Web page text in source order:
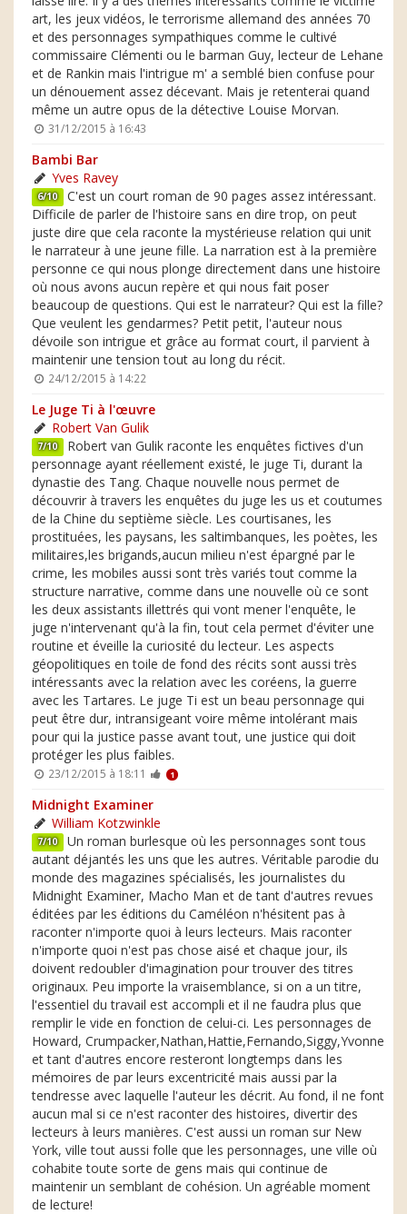
art, les jeux vidéos, le terrorisme allemand des années 70
et des personnages sympathiques comme le cultivé
commissaire Clémenti ou le barman Guy, lecteur de Lehane
et de Rankin mais l'intrigue m' a semblé bien confuse pour
un dénouement assez décevant. Mais je retenterai quand
même un autre opus de la détective Louise Morvan.
31/12/2015 à 16:43
Bambi Bar
Yves Ravey
6/10 C'est un court roman de 90 pages assez intéressant.
Difficile de parler de l'histoire sans en dire trop, on peut
juste dire que cela raconte la mystérieuse relation qui unit
le narrateur à une jeune fille. La narration est à la première
personne ce qui nous plonge directement dans une histoire
où nous avons aucun repère et qui nous fait poser
beaucoup de questions. Qui est le narrateur? Qui est la fille?
Que veulent les gendarmes? Petit petit, l'auteur nous
dévoile son intrigue et grâce au format court, il parvient à
maintenir une tension tout au long du récit.
24/12/2015 à 14:22
Le Juge Ti à l'œuvre
Robert Van Gulik
7/10 Robert van Gulik raconte les enquêtes fictives d'un
personnage ayant réellement existé, le juge Ti, durant la
dynastie des Tang. Chaque nouvelle nous permet de
découvrir à travers les enquêtes du juge les us et coutumes
de la Chine du septième siècle. Les courtisanes, les
prostituées, les paysans, les saltimbanques, les poètes, les
militaires,les brigands,aucun milieu n'est épargné par le
crime, les mobiles aussi sont très variés tout comme la
structure narrative, comme dans une nouvelle où ce sont
les deux assistants illettrés qui vont mener l'enquête, le
juge n'intervenant qu'à la fin, tout cela permet d'éviter une
routine et éveille la curiosité du lecteur. Les aspects
géopolitiques en toile de fond des récits sont aussi très
intéressants avec la relation avec les coréens, la guerre
avec les Tartares. Le juge Ti est un beau personnage qui
peut être dur, intransigeant voire même intolérant mais
pour qui la justice passe avant tout, une justice qui doit
protéger les plus faibles.
23/12/2015 à 18:11 1
Midnight Examiner
William Kotzwinkle
7/10 Un roman burlesque où les personnages sont tous
autant déjantés les uns que les autres. Véritable parodie du
monde des magazines spécialisés, les journalistes du
Midnight Examiner, Macho Man et de tant d'autres revues
éditées par les éditions du Caméléon n'hésitent pas à
raconter n'importe quoi à leurs lecteurs. Mais raconter
n'importe quoi n'est pas chose aisé et chaque jour, ils
doivent redoubler d'imagination pour trouver des titres
originaux. Peu importe la vraisemblance, si on a un titre,
l'essentiel du travail est accompli et il ne faudra plus que
remplir le vide en fonction de celui-ci. Les personnages de
Howard, Crumpacker,Nathan,Hattie,Fernando,Siggy,Yvonne
et tant d'autres encore resteront longtemps dans les
mémoires de par leurs excentricité mais aussi par la
tendresse avec laquelle l'auteur les décrit. Au fond, il ne font
aucun mal si ce n'est raconter des histoires, divertir des
lecteurs à leurs manières. C'est aussi un roman sur New
York, ville tout aussi folle que les personnages, une ville où
cohabite toute sorte de gens mais qui continue de
maintenir un semblant de cohésion. Un agréable moment
de lecture!